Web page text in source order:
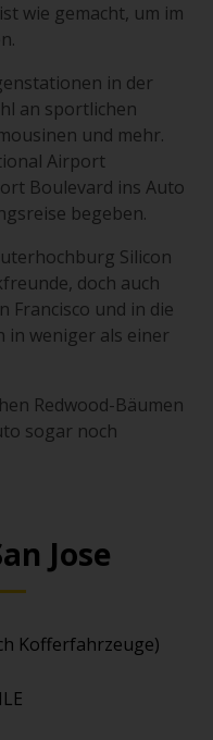
wie gemacht, um im
in der
an sportlichen
und mehr.
Airport
Boulevard ins Auto
begeben.
Silicon
doch auch
Francisco und in die
in weniger als einer
Redwood-Bäumen
sogar noch
Jose
Kofferfahrzeuge)